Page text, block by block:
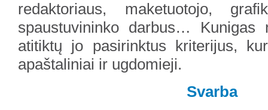
redaktoriaus, maketuotojo,
spaustuvininko darbus… Kunigas
atitiktų jo pasirinktus kriterijus,
apaštaliniai ir ugdomieji.
Svarba